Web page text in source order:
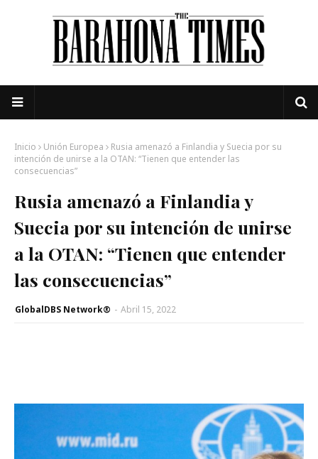
Inicio Unión Europea
Rusia amenazó a Finlandia y Suecia por su
intención de unirse a la OTAN: “Tienen que entender las
consecuencias”
Rusia amenazó a Finlandia y
Suecia por su intención de unirse
a la OTAN: “Tienen que entender
las consecuencias”
GlobalDBS Network® - Abril 15, 2022